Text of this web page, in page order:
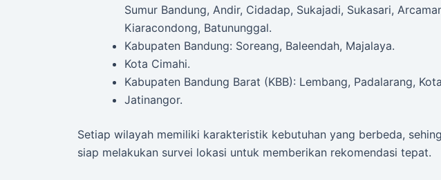
Sumur Bandung, Andir, Cidadap, Sukajadi, Sukasari,
Kiaracondong, Batununggal.
Kabupaten Bandung: Soreang, Baleendah, Majalaya.
Kota Cimahi.
Kabupaten Bandung Barat (KBB): Lembang, Padalarang,
Jatinangor.
Setiap wilayah memiliki karakteristik kebutuhan yang berbeda,
siap melakukan survei lokasi untuk memberikan rekomendasi tepat.